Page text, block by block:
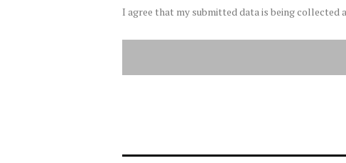
I agree that my submitted data is being collected